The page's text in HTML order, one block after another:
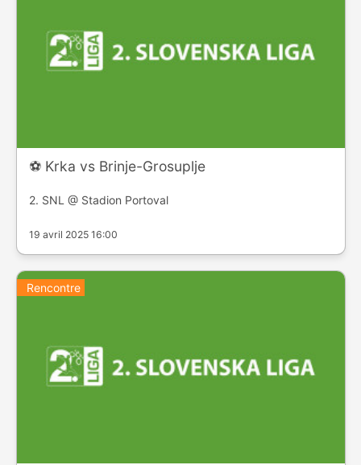
⚽️ Krka vs Brinje-Grosuplje
2. SNL @ Stadion Portoval
19 avril 2025 16:00
Rencontre